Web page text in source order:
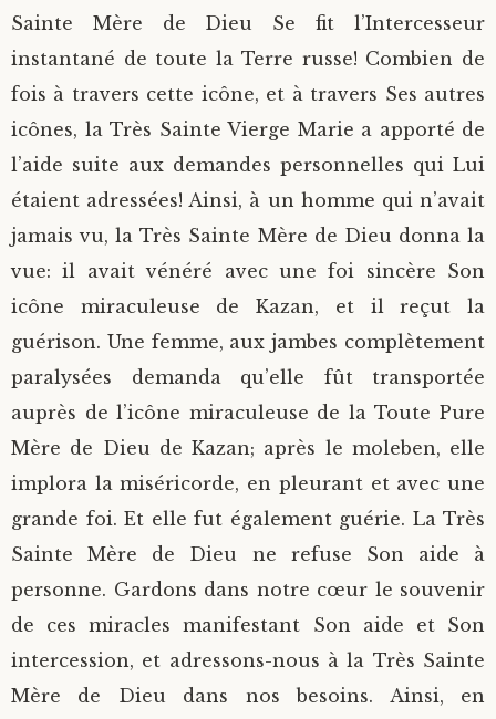
Sainte Mère de Dieu Se fit l’Intercesseur
instantané de toute la Terre russe! Combien de
fois à travers cette icône, et à travers Ses autres
icônes, la Très Sainte Vierge Marie a apporté de
l’aide suite aux demandes personnelles qui Lui
étaient adressées! Ainsi, à un homme qui n’avait
jamais vu, la Très Sainte Mère de Dieu donna la
vue: il avait vénéré avec une foi sincère Son
icône miraculeuse de Kazan, et il reçut la
guérison. Une femme, aux jambes complètement
paralysées demanda qu’elle fût transportée
auprès de l’icône miraculeuse de la Toute Pure
Mère de Dieu de Kazan; après le moleben, elle
implora la miséricorde, en pleurant et avec une
grande foi. Et elle fut également guérie. La Très
Sainte Mère de Dieu ne refuse Son aide à
personne. Gardons dans notre cœur le souvenir
de ces miracles manifestant Son aide et Son
intercession, et adressons-nous à la Très Sainte
Mère de Dieu dans nos besoins. Ainsi, en